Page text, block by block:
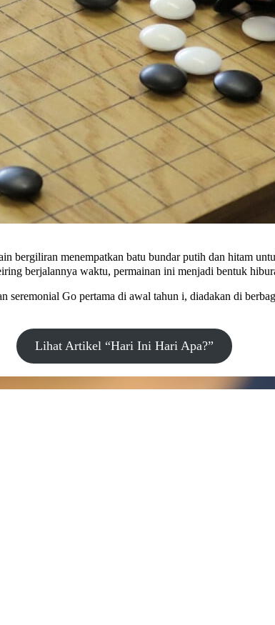
bergiliran menempatkan batu bundar putih dan hitam
berjalannya waktu, permainan ini menjadi bentuk
Go pertama di awal tahun i, diadakan di
Lihat Artikel “Hari Ini Hari Apa?”